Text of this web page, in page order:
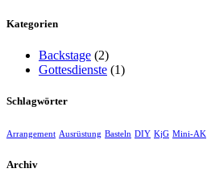
Kategorien
Backstage (2)
Gottesdienste (1)
Schlagwörter
Arrangement Ausrüstung Basteln DIY KjG Mini-AK
Archiv